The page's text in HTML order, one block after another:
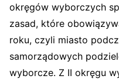
okręgów wyborczych
zasad, które
roku, czyli miasto
samorządowych
wyborcze. Z II okręgu